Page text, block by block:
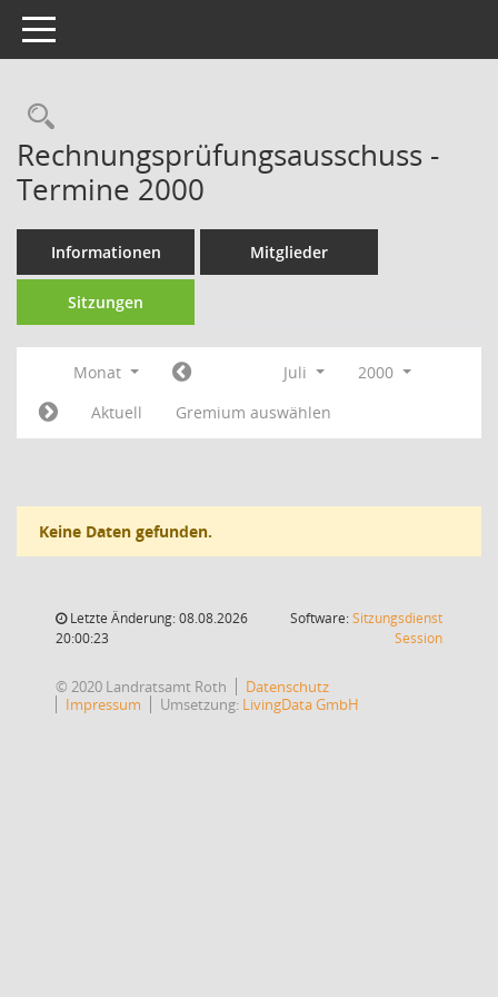
Toggle navigation
Rechercheauswahl
Rechnungsprüfungsausschuss -
Termine 2000
Informationen Mitglieder
Sitzungen
Monat Juli
2000
Aktuell
Gremium auswählen
Keine Daten gefunden.
Letzte Änderung: 08.08.2026
20:00:23
Software:Sitzungsdienst
Session(Wird in
© 2020 Landratsamt Roth
Datenschutz
Impressum
Umsetzung: LivingData GmbH